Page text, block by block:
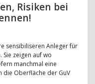
Risiken bei
sensibiliseren Anleger für
zeigen auf wo
manchmal eine
die Oberfläche der GuV